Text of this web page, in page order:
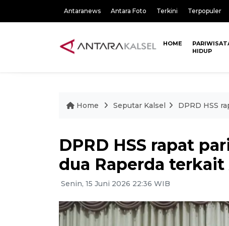
Antaranews Antara Foto Terkini Terpopuler
HOME
HIDUP
Home Seputar Kalsel DPRD HSS
DPRD HSS rapat
dua Raperda
Senin, 15 Juni 2026 22:36 WIB